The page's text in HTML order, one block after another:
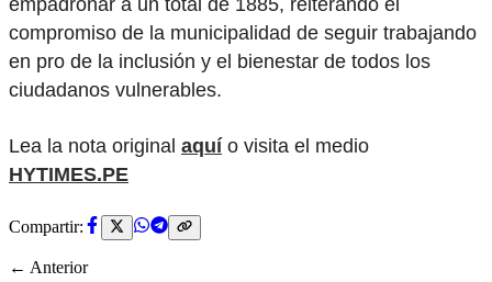
compromiso de la municipalidad de seguir trabajando
en pro de la inclusión y el bienestar de todos los
ciudadanos vulnerables.
Lea la nota original aquío visita el medio
HYTIMES.PE
Compartir:
← Anterior